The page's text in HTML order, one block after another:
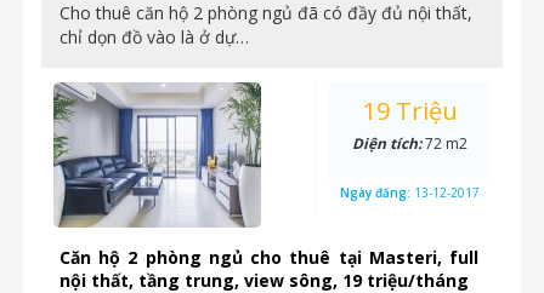
Cho thuê căn hộ 2 phòng ngủ đã có đầy đủ nội thất,
chỉ dọn đồ vào là ở dự…
Căn hộ 2 phòng ngủ cho thuê tại Masteri, full
nội thất, tầng trung, view sông, 19 triệu/tháng
19 Triệu
Diện tích:72 m2
Ngày đăng: 13-12-2017